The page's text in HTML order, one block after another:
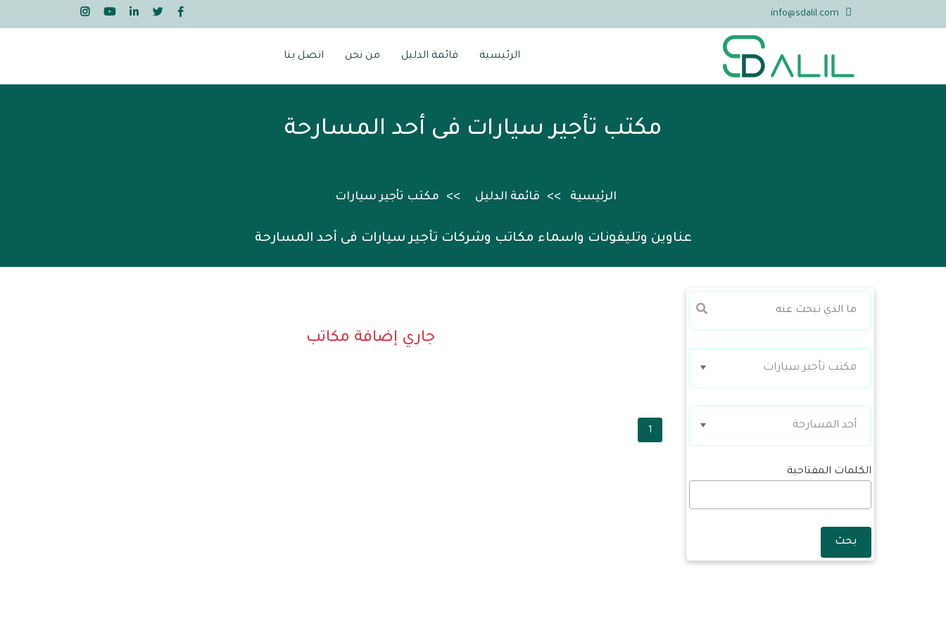
info@sdalil.com
الرئيسية قائمة الدليل من نحن اتصل بنا
مكتب تأجير سيارات فى أحد المسارحة
الرئيسية قائمة الدليل مكتب تأجير سيارات
عناوين وتليفونات واسماء مكاتب وشركات تأجير سيارات فى أحد المسارحة
مكتب تأجير سيارات
أحد المسارحة
الكلمات المفتاحية
بحث
جاري إضافة مكاتب
1